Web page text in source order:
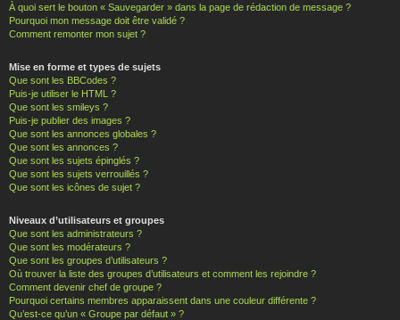
À quoi sert le bouton « Sauvegarder » dans la page de rédaction de message ?
Pourquoi mon message doit être validé ?
Comment remonter mon sujet ?
Mise en forme et types de sujets
Que sont les BBCodes ?
Puis-je utiliser le HTML ?
Que sont les smileys ?
Puis-je publier des images ?
Que sont les annonces globales ?
Que sont les annonces ?
Que sont les sujets épinglés ?
Que sont les sujets verrouillés ?
Que sont les icônes de sujet ?
Niveaux d’utilisateurs et groupes
Que sont les administrateurs ?
Que sont les modérateurs ?
Que sont les groupes d’utilisateurs ?
Où trouver la liste des groupes d’utilisateurs et comment les rejoindre ?
Comment devenir chef de groupe ?
Pourquoi certains membres apparaissent dans une couleur différente ?
Qu’est-ce qu’un « Groupe par défaut » ?